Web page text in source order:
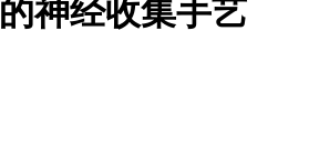
神经收集手艺